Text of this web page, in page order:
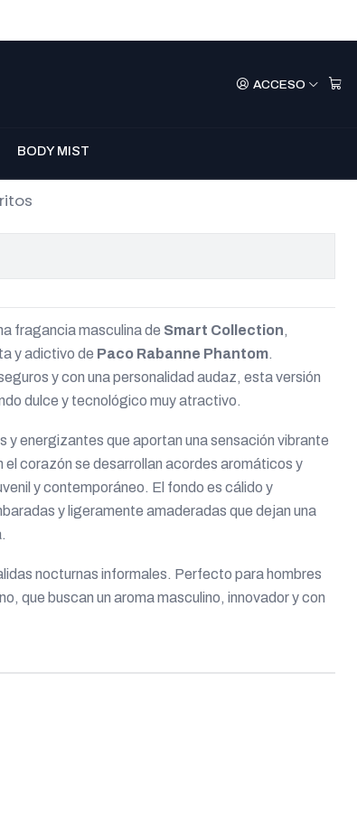
ACCESO
BODY MIST
Men
fragancia masculina de Smart Collection,
y adictivo de Paco Rabanne Phantom.
y con una personalidad audaz, esta versión
dulce y tecnológico muy atractivo.
energizantes que aportan una sensación vibrante
el corazón se desarrollan acordes aromáticos y
y contemporáneo. El fondo es cálido y
y ligeramente amaderadas que dejan una
nocturnas informales. Perfecto para hombres
que buscan un aroma masculino, innovador y con